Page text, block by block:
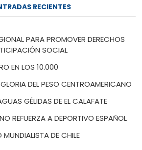
RECIENTES
PARA PROMOVER DERECHOS
SOCIAL
EN LOS 10.000
DEL PESO CENTROAMERICANO
GÉLIDAS DE EL CALAFATE
REFUERZA A DEPORTIVO ESPAÑOL
DE CHILE